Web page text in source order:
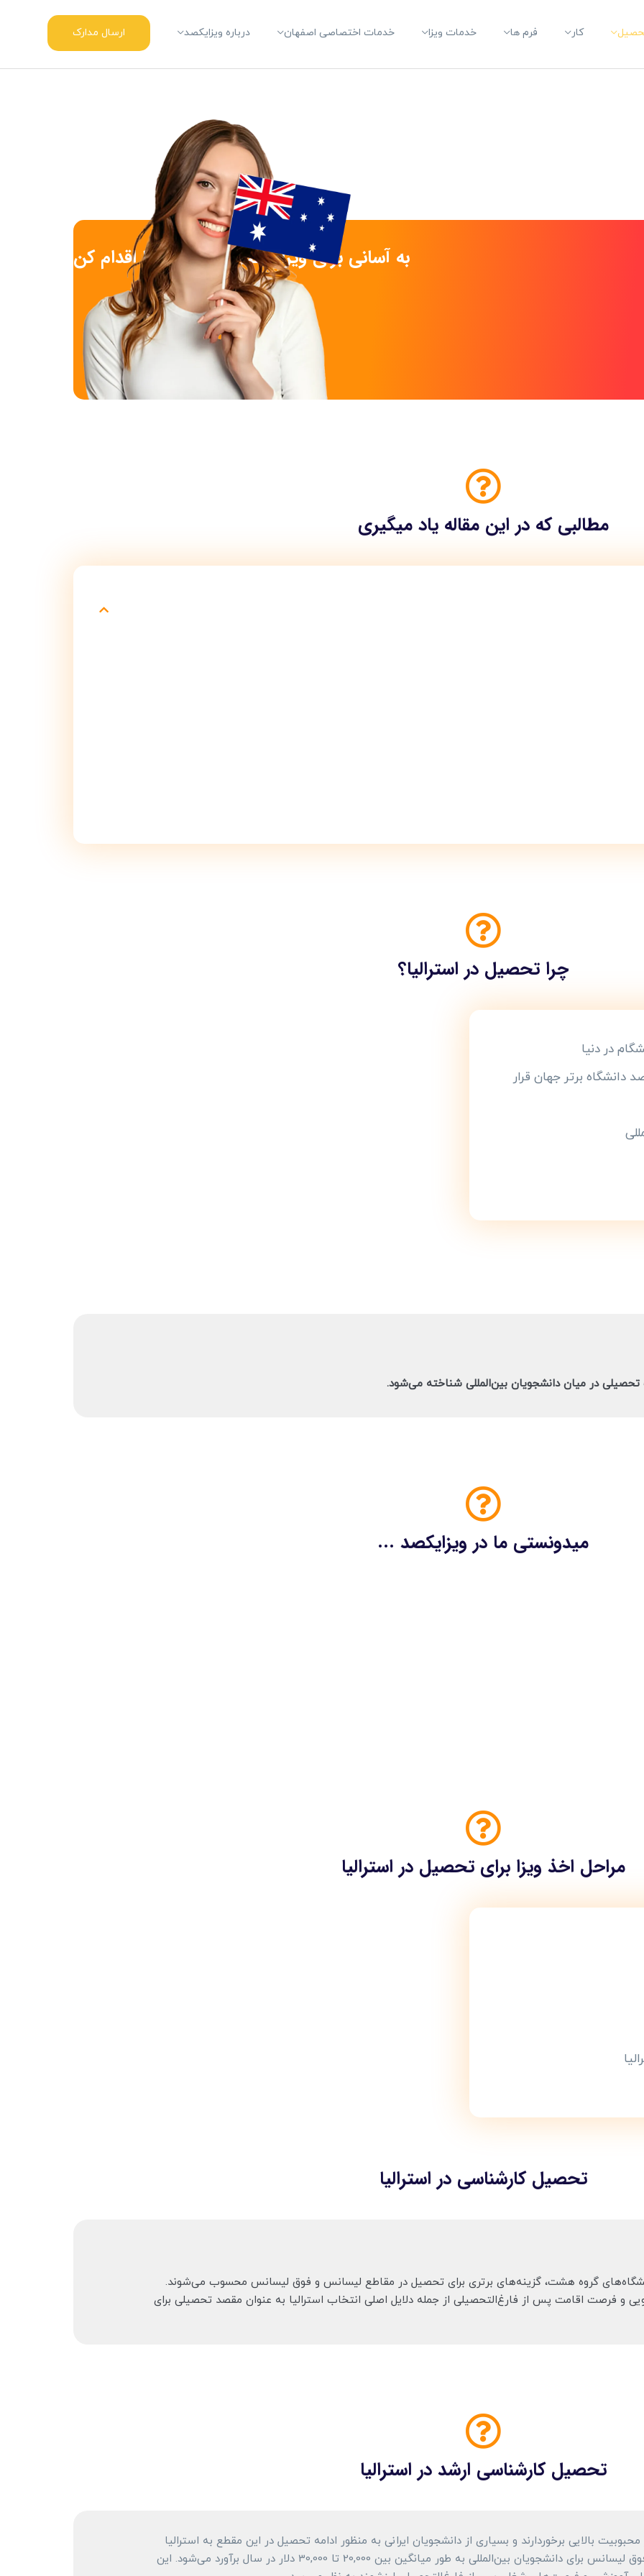
کار فرم ها خدمات ویزا خدمات اختصاصی اصفهان درباره ویزایکصد ارسال مدارک
به آسانی برای ویزای تحصیلی استرالیا اقدام کن
مطالبی که در این مقاله یاد میگیری
چرا تحصیل در استرالیا؟
در دنیا
دانشگاه برتر جهان قرار
در میان دانشجویان بین‌المللی شناخته می‌شود.
میدونستی ما در ویزایکصد ...
مراحل اخذ ویزا برای تحصیل در استرالیا
تحصیل کارشناسی در استرالیا
دانشگاه‌های گروه هشت، گزینه‌های برتری برای تحصیل در مقاطع لیسانس و فوق لیسانس محسوب می‌شوند.
و فرصت اقامت پس از فارغ‌التحصیلی از جمله دلایل اصلی انتخاب استرالیا به عنوان مقصد تحصیلی برای
تحصیل کارشناسی ارشد در استرالیا
بالایی برخوردارند و بسیاری از دانشجویان ایرانی به منظور ادامه تحصیل در این مقطع به استرالیا
سفر می‌کنند. هزینه تحصیل در مقطع فوق لیسانس برای دانشجویان بین‌المللی به طور میانگین بین 20,000 تا 30,000 دلار در سال برآورد می‌شود. این